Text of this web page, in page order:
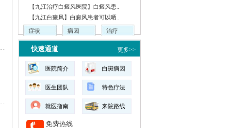
【九江治疗白癜风医院】白癜风患..
【九江白癜风】白癜风患者可以晒..
症状
病因 治疗
快速通道 更多>>
医院简介 白斑病因
医生团队 特色疗法
就医指南 来院路线
免费热线